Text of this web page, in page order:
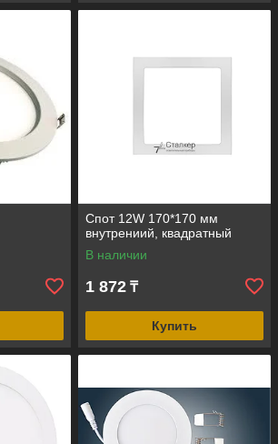
Спот 12W 170*170 мм
внутрениий, квадратный
В наличии
1 872 ₸
Купить